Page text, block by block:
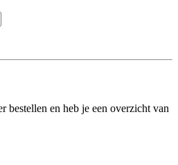
bestellen en heb je een overzicht van